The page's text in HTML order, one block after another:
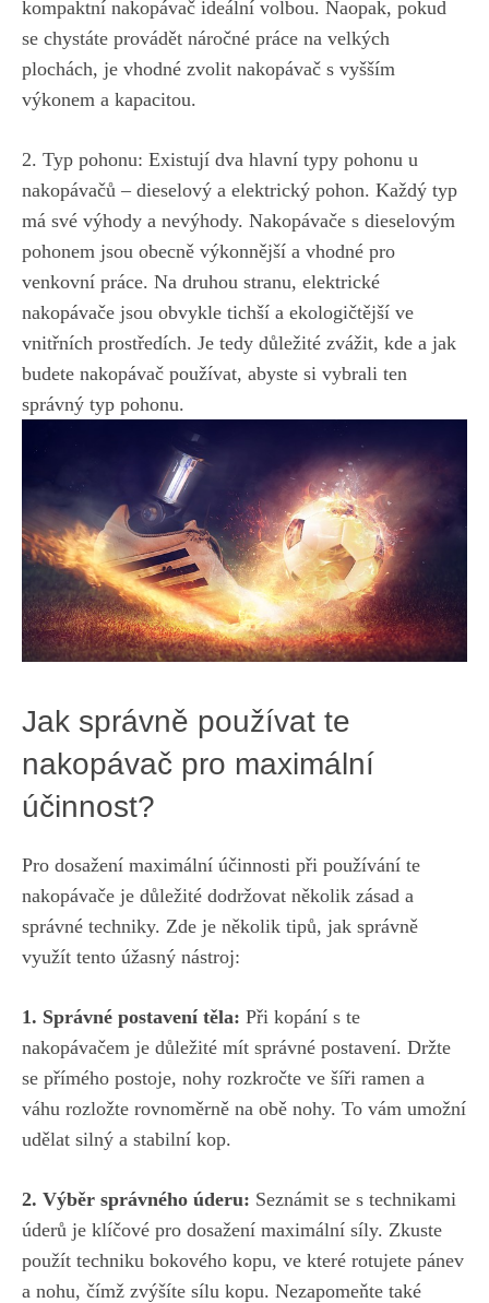
kompaktní nakopávač‌ ideální volbou. Naopak, pokud
se chystáte provádět⁤ náročné ​práce na velkých
plochách, je vhodné zvolit nakopávač s vyšším
výkonem a kapacitou.
2. Typ pohonu: Existují dva‌ hlavní typy pohonu u
nakopávačů – dieselový a⁢ elektrický‌ pohon. Každý ‌typ
má své výhody a nevýhody. Nakopávače ⁤s dieselovým
pohonem⁣ jsou obecně výkonnější a⁢ vhodné pro
venkovní práce. Na druhou ⁣stranu, elektrické​
nakopávače ‌jsou‍ obvykle tichší a ekologičtější ⁣ve
vnitřních prostředích.⁤ Je tedy důležité‌ zvážit,​ kde a jak
budete nakopávač‍ používat, abyste‌ si vybrali ten
správný typ pohonu.
Jak⁣ správně používat te
nakopávač pro maximální
účinnost?
Pro dosažení maximální účinnosti při používání ⁣te
nakopávače je důležité dodržovat několik zásad a
‌správné techniky. Zde je několik ⁢tipů, jak správně
využít tento úžasný nástroj:
1. ⁤Správné postavení těla: Při kopání⁣ s te
nakopávačem je‌ důležité mít správné postavení. Držte
se přímého ‍postoje, nohy rozkročte ve ⁢šíři ramen a
váhu⁤ rozložte rovnoměrně na obě nohy. To ​vám umožní⁤
udělat silný‍ a stabilní kop.
2. Výběr správného úderu: Seznámit se s technikami
úderů⁤ je klíčové pro dosažení maximální síly. Zkuste‍
použít techniku bokového ​kopu, ve‌ které rotujete pánev
a nohu, čímž zvýšíte sílu kopu. Nezapomeňte také